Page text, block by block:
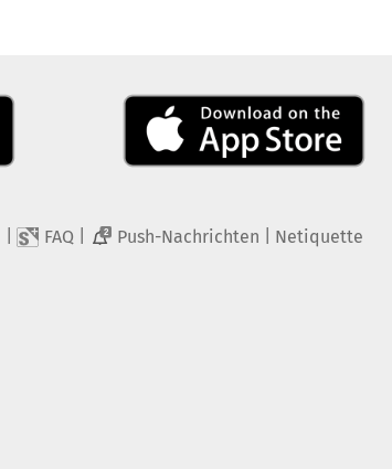
FAQ 2 Push-Nachrichten Netiquette